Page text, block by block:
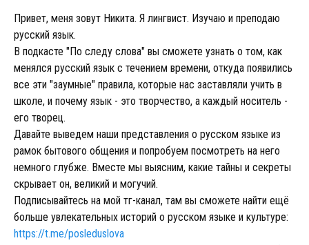
Привет, меня зовут Никита. Я лингвист. Изучаю и преподаю
русский язык.
В подкасте "По следу слова" вы сможете узнать о том, как
менялся русский язык с течением времени, откуда появились
все эти "заумные" правила, которые нас заставляли учить в
школе, и почему язык - это творчество, а каждый носитель -
его творец.
Давайте выведем наши представления о русском языке из
рамок бытового общения и попробуем посмотреть на него
немного глубже. Вместе мы выясним, какие тайны и секреты
скрывает он, великий и могучий.
Подписывайтесь на мой тг-канал, там вы сможете найти ещё
больше увлекательных историй о русском языке и культуре:
https://t.me/posleduslova